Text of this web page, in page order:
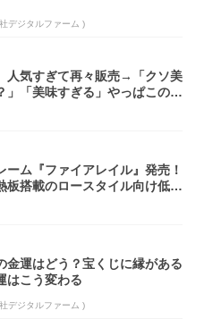
デジタルファーム )
人気すぎて再々販売→「クソ美
」「美味すぎる」やっぱこのク
ーム『ファイアレイル』発売！
板搭載のロースタイル向け低型
金運はどう？宝くじに縁がある
はこう変わる
デジタルファーム )